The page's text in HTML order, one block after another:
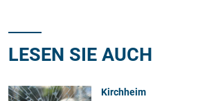
LESEN SIE AUCH
Kirchheim